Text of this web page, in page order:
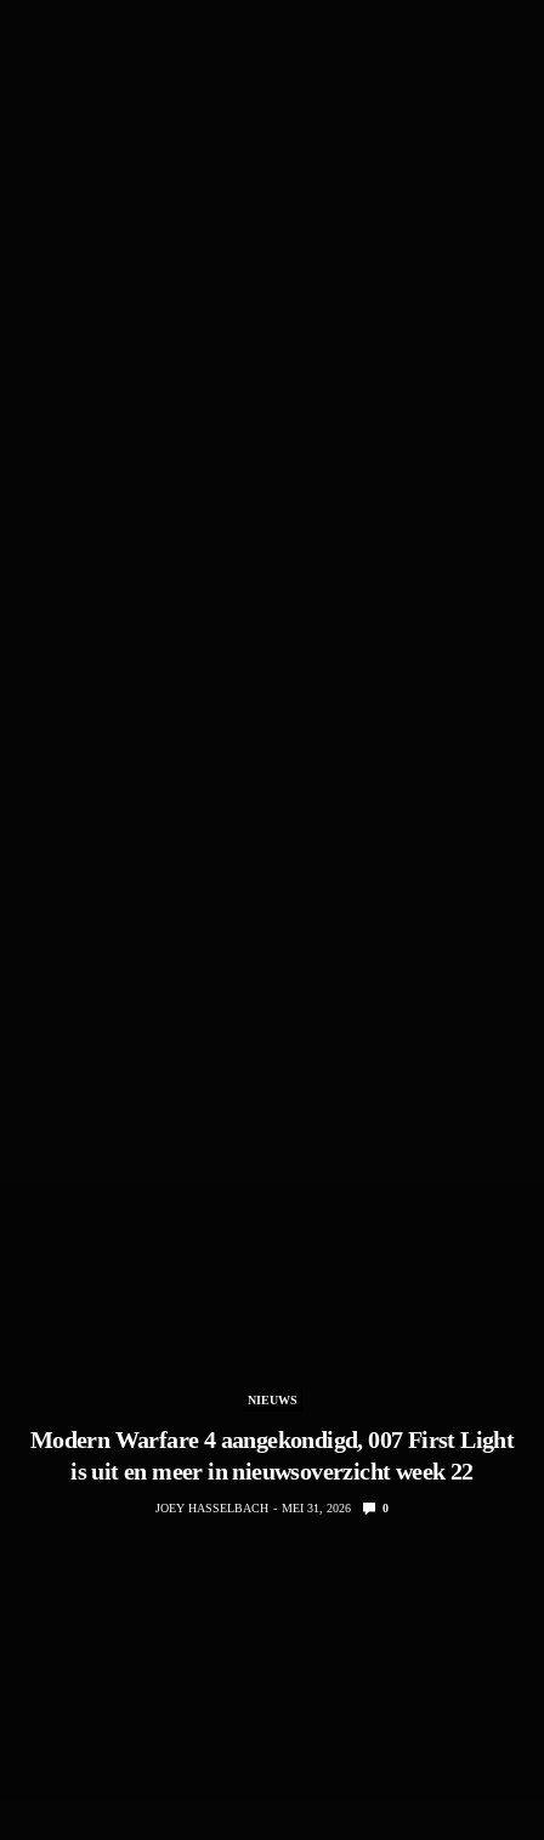
NIEUWS
Modern Warfare 4 aangekondigd, 007 First Light
is uit en meer in nieuwsoverzicht week 22
JOEY HASSELBACH MEI 31, 2026 0